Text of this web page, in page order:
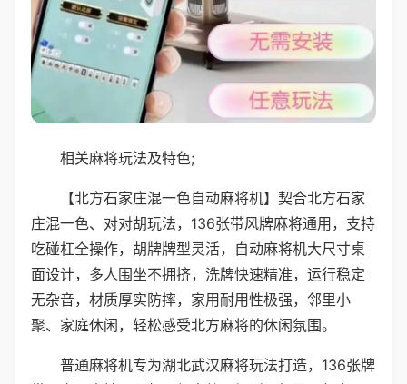
相关麻将玩法及特色;
【北方石家庄混一色自动麻将机】契合北方石家
庄混一色、对对胡玩法，136张带风牌麻将通用，支持
吃碰杠全操作，胡牌牌型灵活，自动麻将机大尺寸桌
面设计，多人围坐不拥挤，洗牌快速精准，运行稳定
无杂音，材质厚实防摔，家用耐用性极强，邻里小
聚、家庭休闲，轻松感受北方麻将的休闲氛围。
普通麻将机专为湖北武汉麻将玩法打造，136张牌